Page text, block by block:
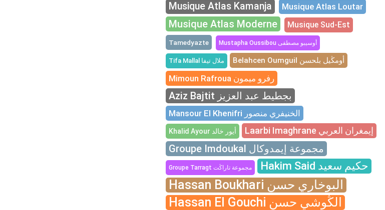
Musique Atlas Kamanja Musique Atlas Loutar
Musique Atlas Moderne Musique Sud-Est
Tamedyazte Mustapha Oussibou أوسيبو مصطفى
Tifa Mallal ملال تيفا Belahcen Oumguil أومڭيل بلحسن
Mimoun Rafroua رفرو ميمون
Aziz Bajtit بجطيط عبد العزيز
Mansour El Khenifri الخنيفري منصور
Khalid Ayour أيور خالد Laarbi Imaghrane إيمغران العربي
Groupe Imdoukal مجموعة إيمدوكال
Groupe Tarragt مجموعة تاراڭت Hakim Said حكيم سعيد
Hassan Boukhari البوخاري حسن
Hassan El Gouchi الڭوشي حسن